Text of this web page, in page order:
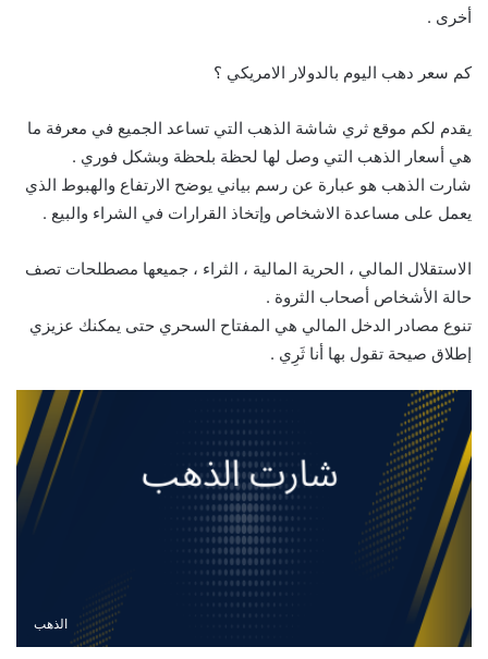
أخرى .
كم سعر دهب اليوم بالدولار الامريكي ؟
يقدم لكم موقع ثري شاشة الذهب التي تساعد الجميع في معرفة ما
هي أسعار الذهب التي وصل لها لحظة بلحظة وبشكل فوري .
شارت الذهب هو عبارة عن رسم بياني يوضح الارتفاع والهبوط الذي
يعمل على مساعدة الاشخاص وإتخاذ القرارات في الشراء والبيع .
الاستقلال المالي ، الحرية المالية ، الثراء ، جميعها مصطلحات تصف
حالة الأشخاص أصحاب الثروة .
تنوع مصادر الدخل المالي هي المفتاح السحري حتى يمكنك عزيزي
إطلاق صيحة تقول بها أنا ثَرِي .
الذهب